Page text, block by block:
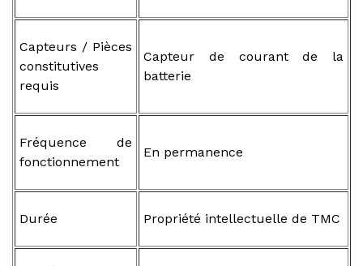
Capteurs / Pièces
constitutives
requis
Capteur de courant de la
batterie
Fréquence de
fonctionnement
En permanence
Durée Propriété intellectuelle de TMC